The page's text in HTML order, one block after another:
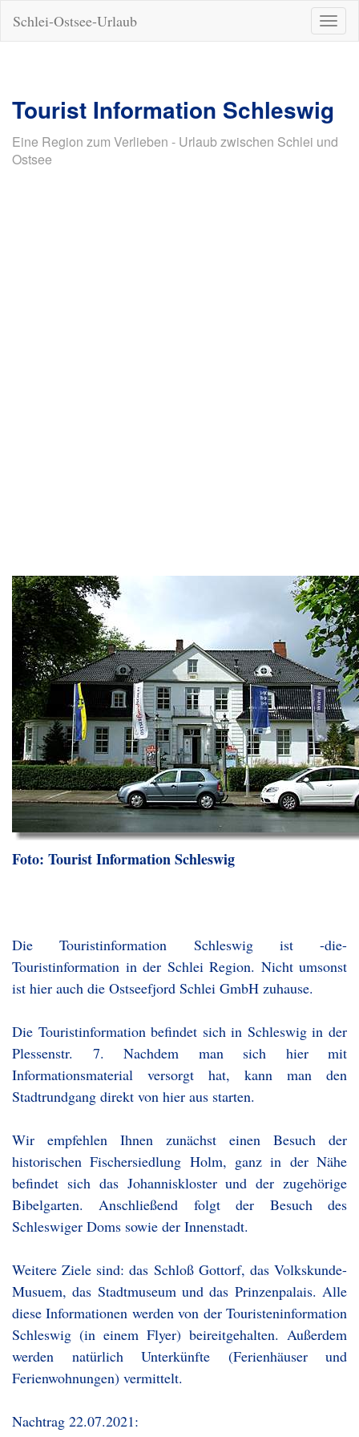
ein-/
Schlei-Ostsee-Urlaub
Tourist Information Schleswig
Eine Region zum Verlieben - Urlaub zwischen Schlei und
Ostsee
Foto: Tourist Information Schleswig
Die Touristinformation Schleswig ist -die-
Touristinformation in der Schlei Region. Nicht umsonst
ist hier auch die Ostseefjord Schlei GmbH zuhause.
Die Touristinformation befindet sich in Schleswig in der
Plessenstr. 7. Nachdem man sich hier mit
Informationsmaterial versorgt hat, kann man den
Stadtrundgang direkt von hier aus starten.
Wir empfehlen Ihnen zunächst einen Besuch der
historischen Fischersiedlung Holm, ganz in der Nähe
befindet sich das Johanniskloster und der zugehörige
Bibelgarten. Anschließend folgt der Besuch des
Schleswiger Doms sowie der Innenstadt.
Weitere Ziele sind: das Schloß Gottorf, das Volkskunde-
Musuem, das Stadtmuseum und das Prinzenpalais. Alle
diese Informationen werden von der Touristeninformation
Schleswig (in einem Flyer) beireitgehalten. Außerdem
werden natürlich Unterkünfte (Ferienhäuser und
Ferienwohnungen) vermittelt.
Nachtrag 22.07.2021: